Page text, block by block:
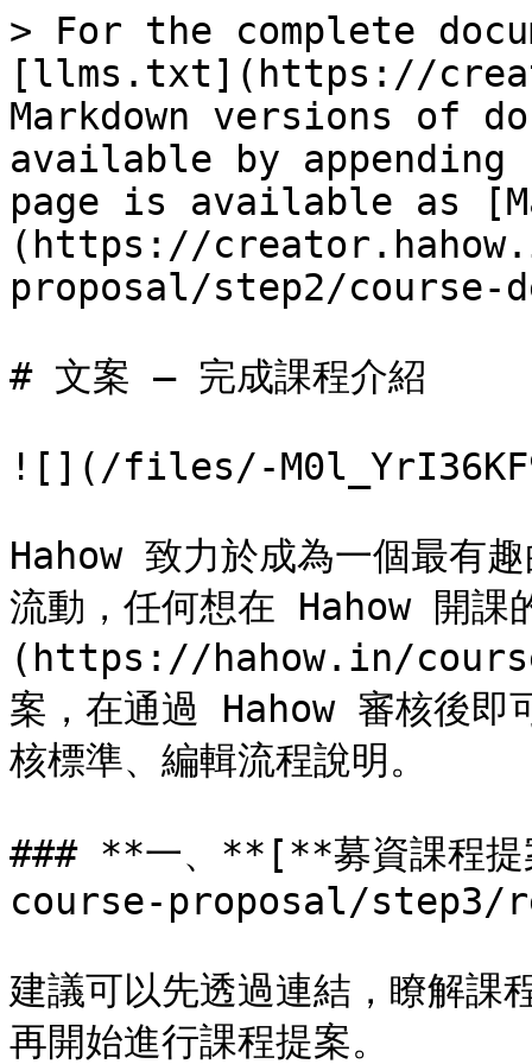
> For the complete
[llms.txt](https://
Markdown versions of
available by
page is available as
(https://
proposal/step2/course-
# 文案 — 完成課程介紹
![](/files/-
Hahow 致力於成為一個最有
流動，任何想在 Hahow 開
(https://hahow.in/
案，在通過 Hahow 審核後即
核標準、編輯流程說明。
### **一、**[**募資課程
course-proposal/step3/
建議可以先透過連結，瞭解課
再開始進行課程提案。